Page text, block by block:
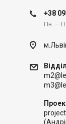
+38
Пн. –